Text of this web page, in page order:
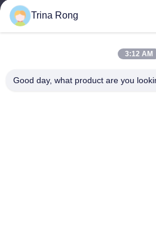
গোপনীয়তা নীতি|
Guangdong Youhui Technology Co.,
Trina Rong
3:12 AM
Good day, what product are you